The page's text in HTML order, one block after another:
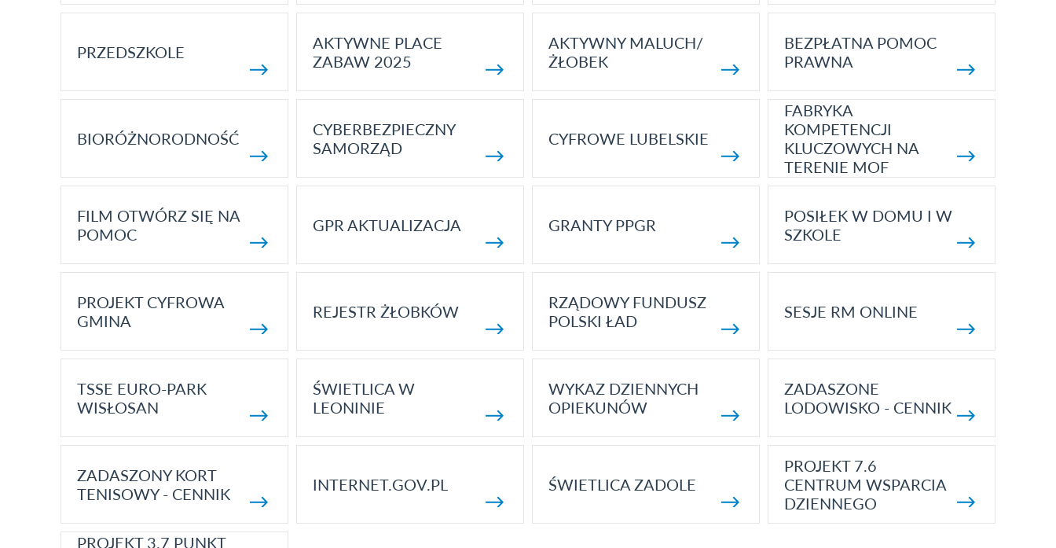
PRZEDSZKOLE
AKTYWNE PLACE
ZABAW 2025
AKTYWNY MALUCH/
ŻŁOBEK
BEZPŁATNA POMOC
PRAWNA
BIORÓŻNORODNOŚĆ
CYBERBEZPIECZNY
SAMORZĄD
CYFROWE LUBELSKIE
FABRYKA
KOMPETENCJI
KLUCZOWYCH NA
TERENIE MOF
FILM OTWÓRZ SIĘ NA
POMOC
GPR AKTUALIZACJA GRANTY PPGR
POSIŁEK W DOMU I W
SZKOLE
PROJEKT CYFROWA
GMINA
REJESTR ŻŁOBKÓW
RZĄDOWY FUNDUSZ
POLSKI ŁAD
SESJE RM ONLINE
TSSE EURO-PARK
WISŁOSAN
ŚWIETLICA W
LEONINIE
WYKAZ DZIENNYCH
OPIEKUNÓW
ZADASZONE
LODOWISKO - CENNIK
ZADASZONY KORT
TENISOWY - CENNIK
INTERNET.GOV.PL ŚWIETLICA ZADOLE
PROJEKT 7.6
CENTRUM WSPARCIA
DZIENNEGO
PROJEKT 3.7 PUNKT